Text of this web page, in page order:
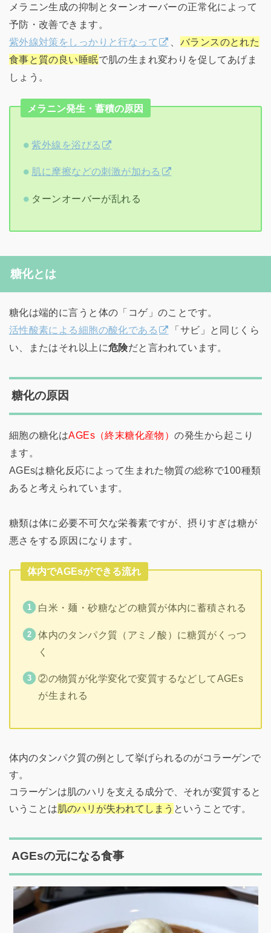
メラニン生成の抑制とターンオーバーの正常化によって
予防・改善できます。
紫外線対策をしっかりと行なって
バランスのとれた
食事と質の良い睡眠で肌の生まれ変わりを促してあげま
しょう。
メラニン発生・蓄積の原因
紫外線を浴びる
肌に摩擦などの刺激が加わる
ターンオーバーが乱れる
糖化とは
糖化は端的に言うと体の「コゲ」のことです。
活性酸素による細胞の酸化である
「サビ」と同じくら
い、またはそれ以上に危険だと言われています。
糖化の原因
細胞の糖化はAGEs（終末糖化産物）の発生から起こり
ます。
AGEsは糖化反応によって生まれた物質の総称で100種類
あると考えられています。
糖類は体に必要不可欠な栄養素ですが、摂りすぎは糖が
悪さをする原因になります。
体内でAGEsができる流れ
白米・麺・砂糖などの糖質が体内に蓄積される
体内のタンパク質（アミノ酸）に糖質がくっつ
く
②の物質が化学変化で変質するなどしてAGEs
が生まれる
体内のタンパク質の例として挙げられるのがコラーゲンで
す。
コラーゲンは肌のハリを支える成分で、それが変質すると
いうことは肌のハリが失われてしまう ということです。
AGEsの元になる食事